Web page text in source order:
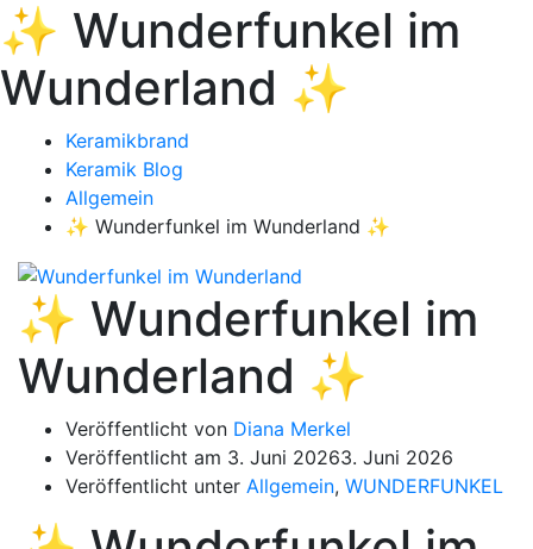
✨ Wunderfunkel im
Wunderland ✨
Keramikbrand
Keramik Blog
Allgemein
✨ Wunderfunkel im Wunderland ✨
✨ Wunderfunkel im
Wunderland ✨
Veröffentlicht von Diana Merkel
Veröffentlicht am 3. Juni 20263. Juni 2026
Veröffentlicht unter Allgemein, WUNDERFUNKEL